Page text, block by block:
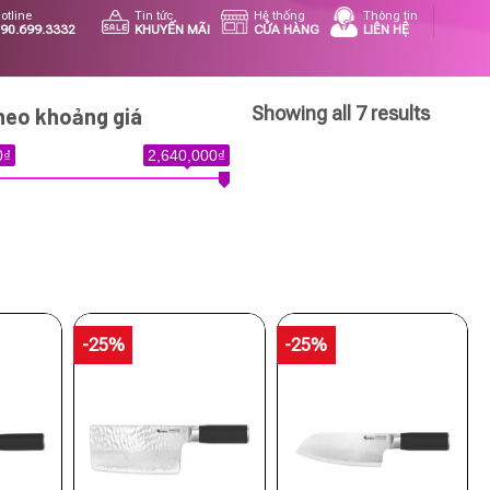
Tin tức
KHUYẾN MÃI
Hệ thống
CỬA HÀNG
Thông tin
LIÊN HỆ
khoảng giá
2,640,000₫
Showing all 7 results
-25% -25%